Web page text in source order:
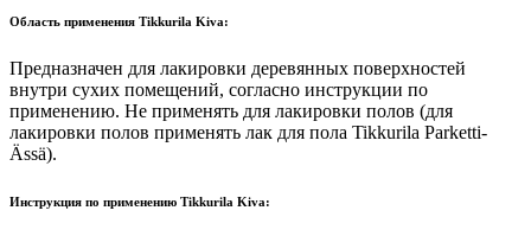
Область применения Tikkurila Kiva:
Предназначен для лакировки деревянных поверхностей
внутри сухих помещений, согласно инструкции по
применению. Не применять для лакировки полов (для
лакировки полов применять лак для пола Tikkurila Parketti-
Ässä).
Инструкция по применению Tikkurila Kiva: